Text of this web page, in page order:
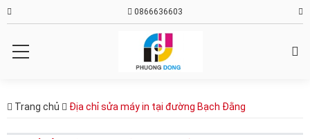
0866636603
Trang chủ Địa chỉ sửa máy in tại đường Bạch Đằng